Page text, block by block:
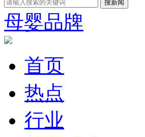
母婴品牌
首页
热点
行业